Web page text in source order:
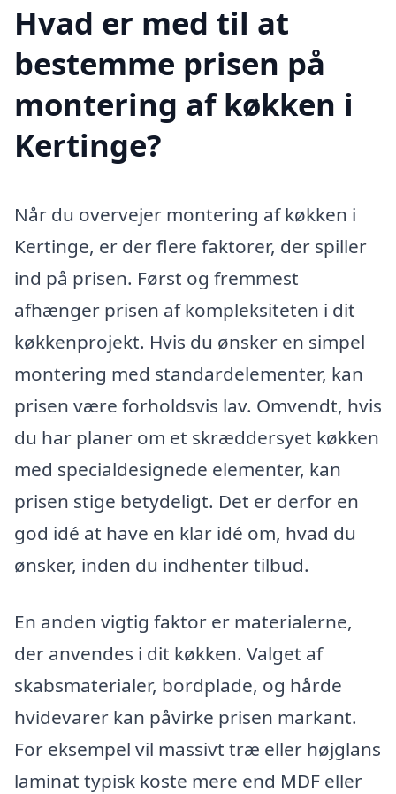
Hvad er med til at
bestemme prisen på
montering af køkken i
Kertinge?
Når du overvejer montering af køkken i
Kertinge, er der flere faktorer, der spiller
ind på prisen. Først og fremmest
afhænger prisen af kompleksiteten i dit
køkkenprojekt. Hvis du ønsker en simpel
montering med standardelementer, kan
prisen være forholdsvis lav. Omvendt, hvis
du har planer om et skræddersyet køkken
med specialdesignede elementer, kan
prisen stige betydeligt. Det er derfor en
god idé at have en klar idé om, hvad du
ønsker, inden du indhenter tilbud.
En anden vigtig faktor er materialerne,
der anvendes i dit køkken. Valget af
skabsmaterialer, bordplade, og hårde
hvidevarer kan påvirke prisen markant.
For eksempel vil massivt træ eller højglans
laminat typisk koste mere end MDF eller